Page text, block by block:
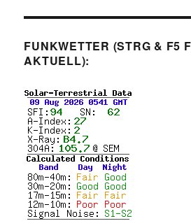
FUNKWETTER (STRG & F5
AKTUELL):